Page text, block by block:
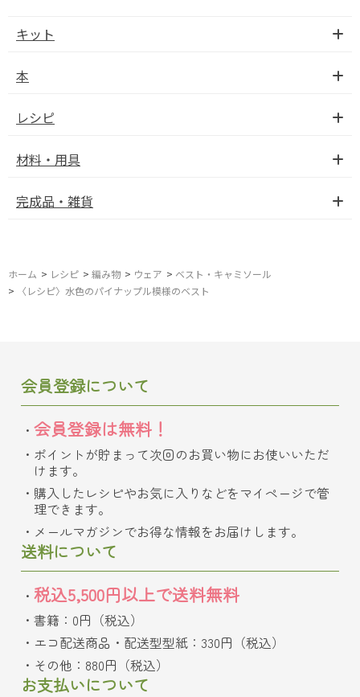
キット
本
レシピ
材料・用具
完成品・雑貨
ホーム > レシピ > 編み物 > ウェア > ベスト・キャミソール
>
〈レシピ〉水色のパイナップル模様のベスト
会員登録について
会員登録は無料！
ポイントが貯まって次回のお買い物にお使いいただ
けます。
購入したレシピやお気に入りなどをマイページで管
理できます。
メールマガジンでお得な情報をお届けします。
送料について
税込5,500円以上で送料無料
書籍：0円（税込）
エコ配送商品・配送型型紙：330円（税込）
その他：880円（税込）
お支払いについて